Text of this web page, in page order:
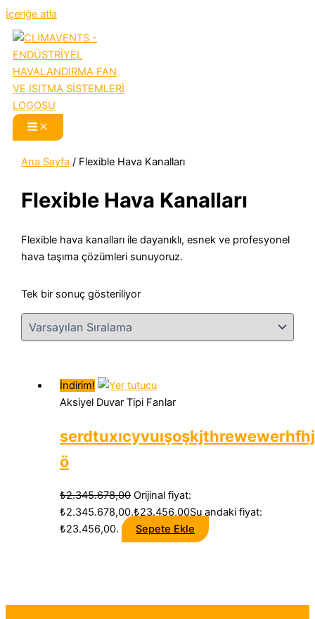
İçeriğe atla
Ana Sayfa / Flexible Hava Kanalları
Flexible Hava Kanalları
Flexible hava kanalları ile dayanıklı, esnek ve profesyonel
hava taşıma çözümleri sunuyoruz.
Tek bir sonuç gösteriliyor
İndirim!
Aksiyel Duvar Tipi Fanlar
ö
₺2.345.678,00 Orijinal fiyat:
₺2.345.678,00.₺23.456,00Şu andaki fiyat:
₺23.456,00.
Sepete Ekle